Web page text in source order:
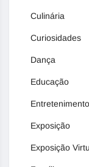
Culinária
Curiosidades
Dança
Educação
Entretenimento
Exposição
Exposição